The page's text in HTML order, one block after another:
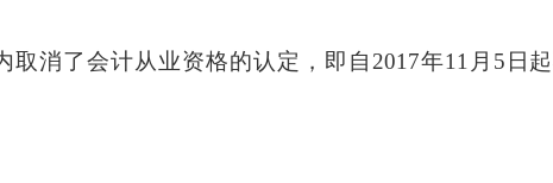
消了会计从业资格的认定，即自2017年11月5日